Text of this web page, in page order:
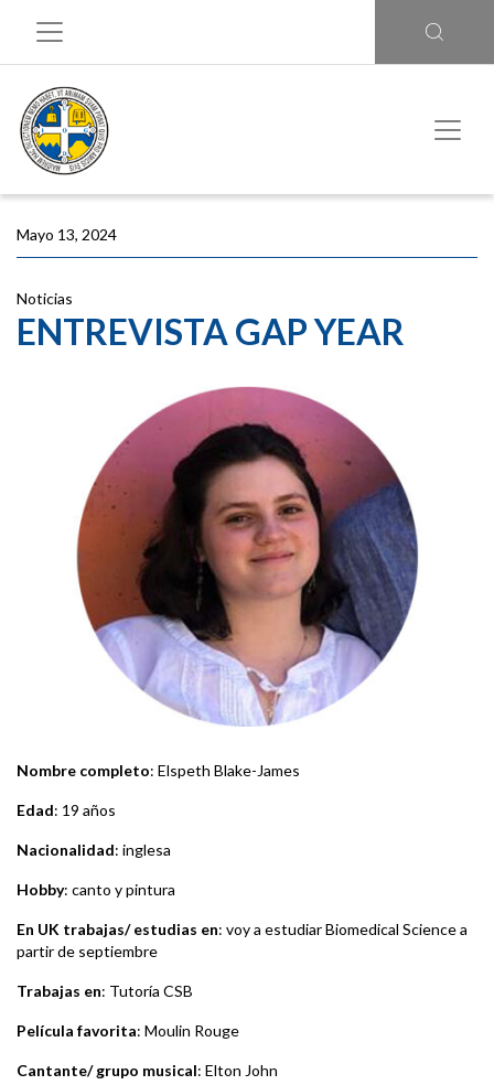
Mayo 13, 2024
Noticias
ENTREVISTA GAP YEAR
Nombre completo: Elspeth Blake-James
Edad: 19 años
Nacionalidad: inglesa
Hobby: canto y pintura
En UK trabajas/ estudias en: voy a estudiar Biomedical Science a
partir de septiembre
Trabajas en: Tutoría CSB
Película favorita: Moulin Rouge
Cantante/ grupo musical: Elton John